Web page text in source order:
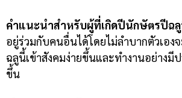
คำแนะนำสำหรับผู้ที่เกิดปีนักษัตรปีฉ
อยู่ร่วมกับคนอื่นได้โดยไม่ลำบากตัวเอง
ฉลูนี้เข้าสังคมง่ายขึ้นและทำงานอย่างมี
ขึ้น